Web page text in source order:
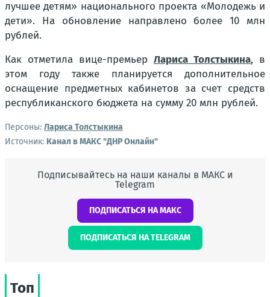
лучшее детям» национального проекта «Молодежь и
дети». На обновление направлено более 10 млн
рублей.
Как отметила вице-премьер Лариса Толстыкина, в
этом году также планируется дополнительное
оснащение предметных кабинетов за счет средств
республиканского бюджета на сумму 20 млн рублей.
Персоны: Лариса Толстыкина
Источник: Канал в МАКС "ДНР Онлайн"
Подписывайтесь на наши каналы в МАКС и
Telegram
ПОДПИСАТЬСЯ НА МАКС
ПОДПИСАТЬСЯ НА TELEGRAM
Топ